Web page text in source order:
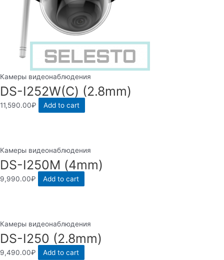
Камеры видеонаблюдения
DS-I252W(С) (2.8mm)
11,590.00₽ Add to cart
Камеры видеонаблюдения
DS-I250M (4mm)
9,990.00₽ Add to cart
Камеры видеонаблюдения
DS-I250 (2.8mm)
9,490.00₽ Add to cart